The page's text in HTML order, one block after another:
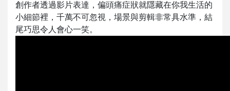
創作者透過影片表達，偏頭痛症狀就隱藏在你我生活的
小細節裡，千萬不可忽視，場景與剪輯非常具水準，結
尾巧思令人會心一笑。